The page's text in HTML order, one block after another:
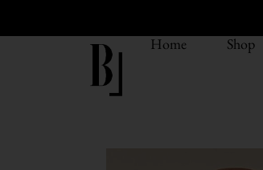
Spedizione gratuita per ordini
Home Shop